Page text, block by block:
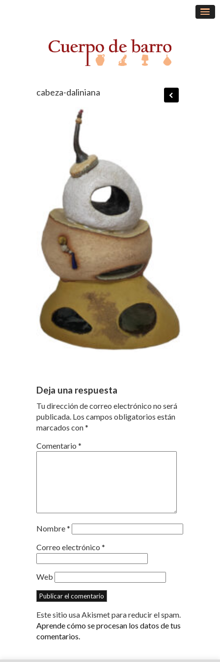
cabeza-daliniana
Deja una respuesta
Tu dirección de correo electrónico no será
publicada. Los campos obligatorios están
marcados con*
Comentario *
Nombre*
Correo electrónico *
Web
Este sitio usa Akismet para reducir el spam.
Aprende cómo se procesan los datos de tus
comentarios.